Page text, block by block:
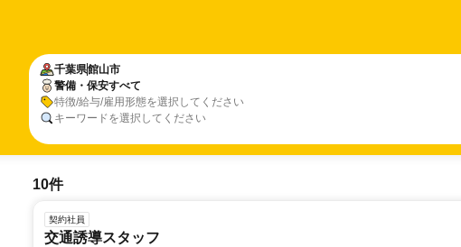
千葉県館山市
警備・保安すべて
特徴/給与/雇用形態を選択してください
キーワードを選択してください
10件
契約社員
交通誘導スタッフ